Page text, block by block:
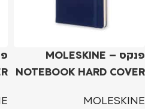
פנקס – MOLESKINE
NOTEBOOK HARD COVER
MOLESKINE